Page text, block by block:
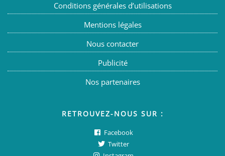
Conditions générales d’utilisations
Mentions légales
Nous contacter
Publicité
Nos partenaires
RETROUVEZ-NOUS SUR :
Facebook
Twitter